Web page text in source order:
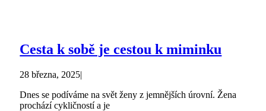
Cesta k sobě je cestou k miminku
28 března, 2025|
Dnes se podíváme na svět ženy z jemnějších úrovní. Žena
prochází cykličností a je